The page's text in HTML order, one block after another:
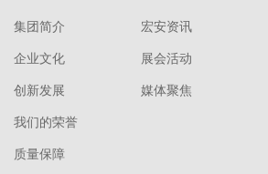
集团简介
企业文化
创新发展
我们的荣誉
质量保障
宏安资讯
展会活动
媒体聚焦